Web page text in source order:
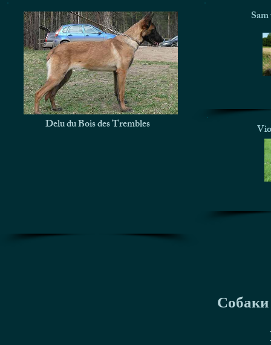
Delu du Bois des Trembles
Собаки